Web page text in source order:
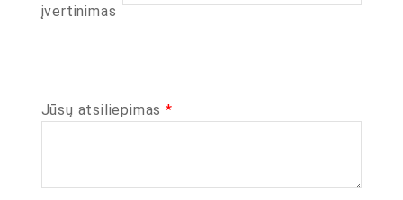
įvertinimas
Jūsų atsiliepimas *